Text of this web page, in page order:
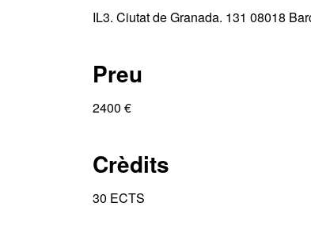
IL3. Ciutat de Granada. 131 08018
Preu
2400 €
Crèdits
30 ECTS